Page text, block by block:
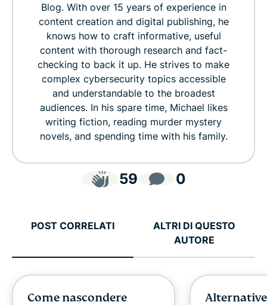
Blog. With over 15 years of experience in
content creation and digital publishing, he
knows how to craft informative, useful
content with thorough research and fact-
checking to back it up. He strives to make
complex cybersecurity topics accessible
and understandable to the broadest
audiences. In his spare time, Michael likes
writing fiction, reading murder mystery
novels, and spending time with his family.
59 0
POST CORRELATI
ALTRI DI QUESTO
AUTORE
Come nascondere
Alternative